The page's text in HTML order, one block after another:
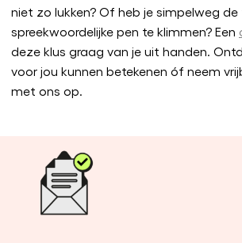
niet zo lukken? Of heb je simpelweg
spreekwoordelijke pen te klimmen? Een
deze klus graag van je uit handen.
voor jou kunnen betekenen óf neem
met ons op.